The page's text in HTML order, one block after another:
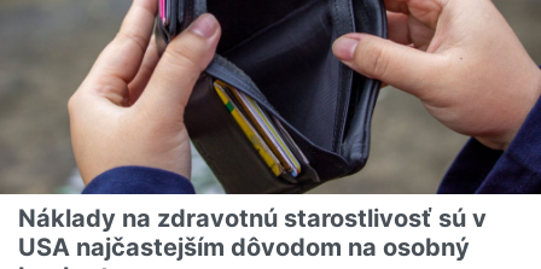
Náklady na zdravotnú starostlivosť sú v
USA najčastejším dôvodom na osobný